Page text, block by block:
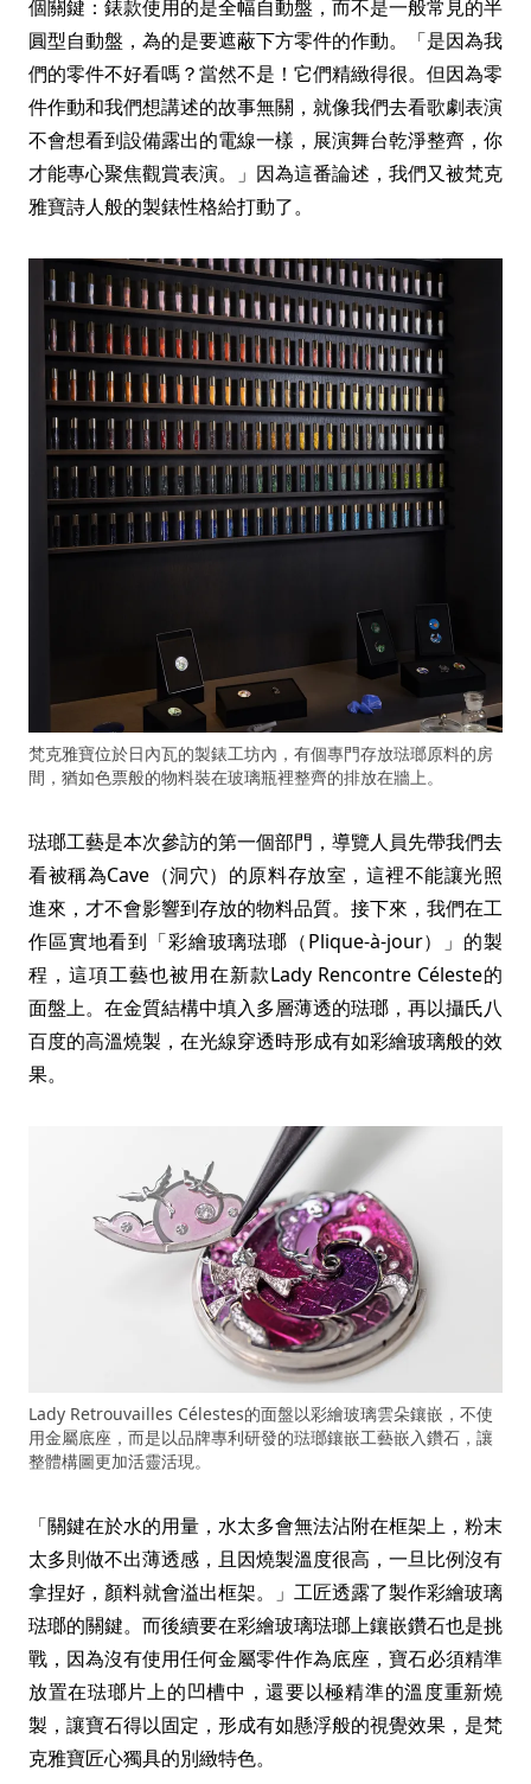
個關鍵：錶款使用的是全幅自動盤，而不是一般常見的半
圓型自動盤，為的是要遮蔽下方零件的作動。「是因為我
們的零件不好看嗎？當然不是！它們精緻得很。但因為零
件作動和我們想講述的故事無關，就像我們去看歌劇表演
不會想看到設備露出的電線一樣，展演舞台乾淨整齊，你
才能專心聚焦觀賞表演。」因為這番論述，我們又被梵克
雅寶詩人般的製錶性格給打動了。
梵克雅寶位於日內瓦的製錶工坊內，有個專門存放琺瑯原料的房
間，猶如色票般的物料裝在玻璃瓶裡整齊的排放在牆上。
琺瑯工藝是本次參訪的第一個部門，導覽人員先帶我們去
看被稱為Cave（洞穴）的原料存放室，這裡不能讓光照
進來，才不會影響到存放的物料品質。接下來，我們在工
作區實地看到「彩繪玻璃琺瑯（Plique-à-jour）」的製
程，這項工藝也被用在新款Lady Rencontre Céleste的
面盤上。在金質結構中填入多層薄透的琺瑯，再以攝氏八
百度的高溫燒製，在光線穿透時形成有如彩繪玻璃般的效
果。
Lady Retrouvailles Célestes的面盤以彩繪玻璃雲朵鑲嵌，不使
用金屬底座，而是以品牌專利研發的琺瑯鑲嵌工藝嵌入鑽石，讓
整體構圖更加活靈活現。
「關鍵在於水的用量，水太多會無法沾附在框架上，粉末
太多則做不出薄透感，且因燒製溫度很高，一旦比例沒有
拿捏好，顏料就會溢出框架。」工匠透露了製作彩繪玻璃
琺瑯的關鍵。而後續要在彩繪玻璃琺瑯上鑲嵌鑽石也是挑
戰，因為沒有使用任何金屬零件作為底座，寶石必須精準
放置在琺瑯片上的凹槽中，還要以極精準的溫度重新燒
製，讓寶石得以固定，形成有如懸浮般的視覺效果，是梵
克雅寶匠心獨具的別緻特色。